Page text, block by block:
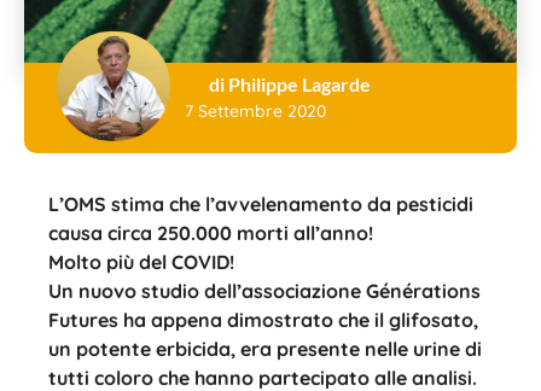
di Philippe Lagarde
7 Settembre 2020
L’OMS stima che l’avvelenamento da pesticidi
causa circa 250.000 morti all’anno!
Molto più del COVID!
Un nuovo studio dell’associazione Générations
Futures ha appena dimostrato che il glifosato,
un potente erbicida, era presente nelle urine di
tutti coloro che hanno partecipato alle analisi.